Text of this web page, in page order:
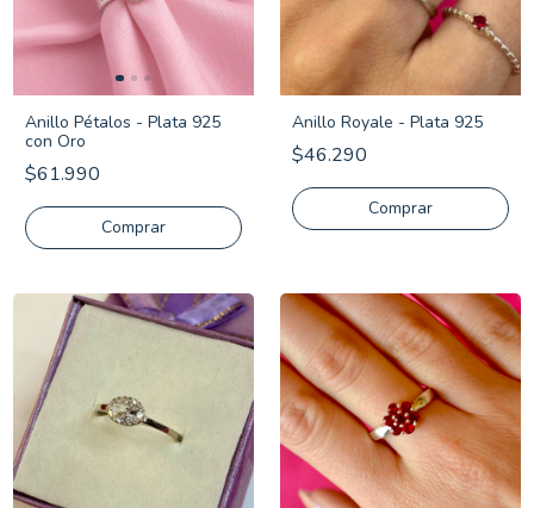
Anillo Pétalos - Plata 925
con Oro
$61.990
Comprar
Anillo Royale - Plata 925
$46.290
Comprar